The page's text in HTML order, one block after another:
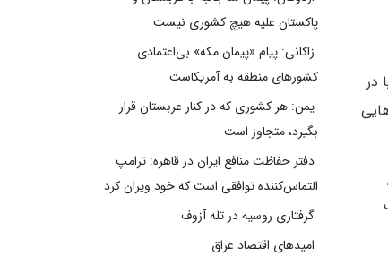
یا در
پاکستان علیه هیچ کشوری نیست
زاکانی: پیام «پیمان مکه» بی‌اعتمادی
کشورهای منطقه به آمریکاست
یمن: هر کشوری که در کنار عربستان قرار
بگیرد، متجاوز است
دفتر حفاظت منافع ایران در قاهره: ترامپ
التماس‌کننده توافقی است که خود ویران کرد
گرفتاری روسیه در تله آزوف
امیدهای اقتصاد عراق